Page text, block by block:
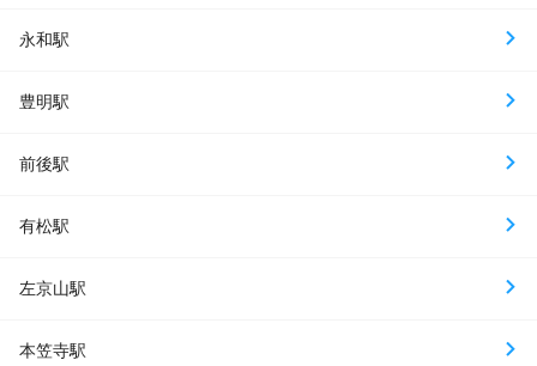
永和駅
豊明駅
前後駅
有松駅
左京山駅
本笠寺駅